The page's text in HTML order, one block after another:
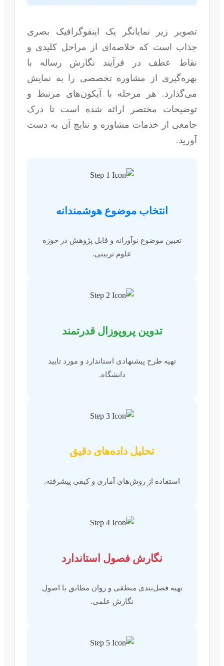
تصویر زیر نمایانگر یک اینفوگرافیک بصری
جذاب است که خلاصه‌ای از مراحل کلیدی و
نقاط عطف در فرآیند نگارش رساله با
بهره‌گیری از مشاوره تخصصی را به نمایش
می‌گذارد. هر مرحله با آیکون‌های مرتبط و
توضیحات مختصر ارائه شده است تا درک
جامعی از خدمات مشاوره و نتایج آن به دست
آورید.
انتخاب موضوع هوشمندانه
تعیین موضوع نوآورانه و قابل پژوهش در حوزه
علوم تربیتی.
تدوین پروپوزال قدرتمند
تهیه طرح پیشنهادی استاندارد و مورد تایید
دانشگاه.
تحلیل داده‌های دقیق
استفاده از روش‌های آماری و کیفی پیشرفته.
نگارش فصول استاندارد
تهیه فصل‌بندی منطقی و روان مطابق با اصول
نگارش علمی.